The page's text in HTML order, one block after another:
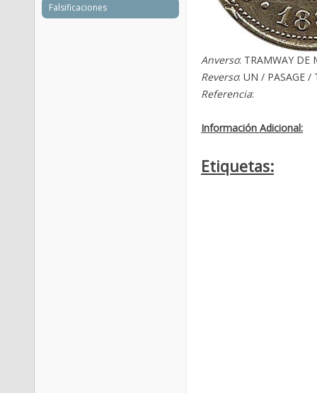
Anverso: TRAMWAY DE
Reverso: UN / PASAGE /
Referencia:
Información Adicional:
Etiquetas:
Falsificaciones